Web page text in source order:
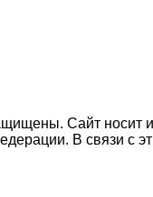
Сайт носит
В связи с